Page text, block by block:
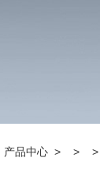
产品中心 > > >